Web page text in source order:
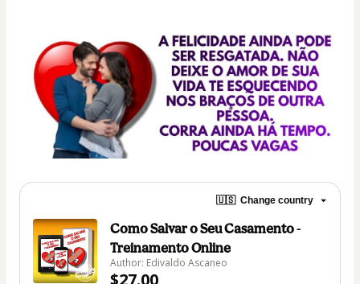
🇺🇸 Change country
Como Salvar o Seu Casamento -
Treinamento Online
Author: Edivaldo Ascaneo
$27.00